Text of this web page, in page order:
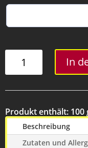
Menge
In
Produkt enthält: 100
Beschreibung
Zutaten und